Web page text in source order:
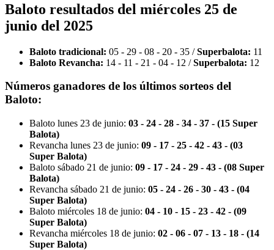
Baloto resultados del miércoles 25 de
junio del 2025
Baloto tradicional: 05 - 29 - 08 - 20 - 35 /Superbalota: 11
Baloto Revancha: 14 - 11 - 21 - 04 - 12 /Superbalota: 12
Números ganadores de los últimos sorteos del
Baloto:
Baloto lunes 23 de junio: 03 - 24 - 28 - 34 - 37 - (15 Super
Balota)
Revancha lunes 23 de junio: 09 - 17 - 25 - 42 - 43 - (03
Super Balota)
Baloto sábado 21 de junio: 09 - 17 - 24 - 29 - 43 - (08 Super
Balota)
Revancha sábado 21 de junio: 05 - 24 - 26 - 30 - 43 - (04
Super Balota)
Baloto miércoles 18 de junio: 04 - 10 - 15 - 23 - 42 - (09
Super Balota)
Revancha miércoles 18 de junio: 02 - 06 - 07 - 13 - 18 - (14
Super Balota)